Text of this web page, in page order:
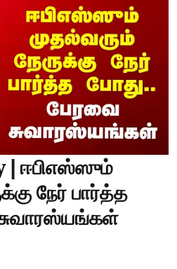
| ஈபிஎஸ்ஸும்
நேர் பார்த்த